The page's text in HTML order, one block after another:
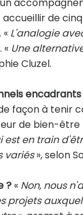
accueillir de
L'analogie
« Une
Cluzel.
encadrants
façon à tenir
de bien-être
en train
variés», selon
? « Non, nous
projets